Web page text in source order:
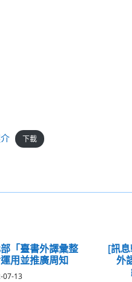
下載
「臺書外譯彙整
用並推廣周知
07-13
[訊
外